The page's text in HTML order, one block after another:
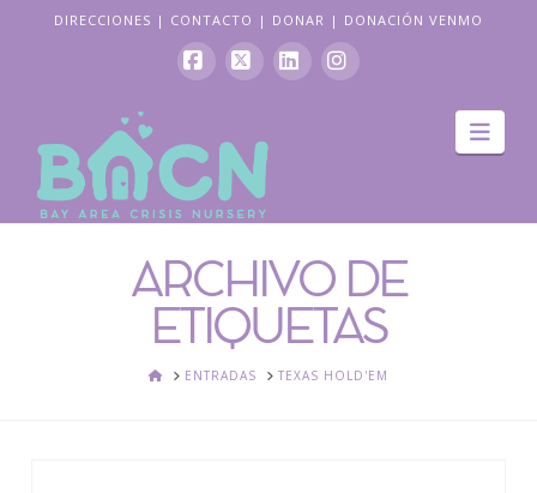
DIRECCIONES | CONTACTO | DONAR | DONACIÓN VENMO
ARCHIVO DE
ETIQUETAS
HOGARENTRADAS TEXAS HOLD'EM